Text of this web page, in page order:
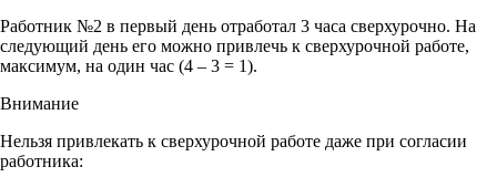
Работник №2 в первый день отработал 3 часа сверхурочно. На
следующий день его можно привлечь к сверхурочной работе,
максимум, на один час (4 – 3 = 1).
Внимание
Нельзя привлекать к сверхурочной работе даже при согласии
работника: